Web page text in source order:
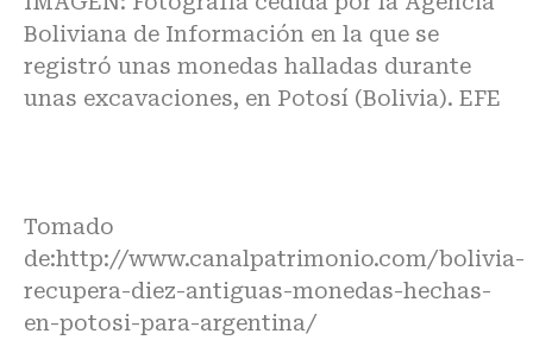
Boliviana de Información en la que se
registró unas monedas halladas durante
unas excavaciones, en Potosí (Bolivia). EFE
Tomado
de:http://www.canalpatrimonio.com/bolivia-
recupera-diez-antiguas-monedas-hechas-
en-potosi-para-argentina/